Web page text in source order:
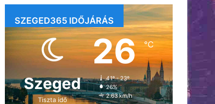
SZEGED365 IDŐJÁRÁS
Szeged
Tiszta idő
26℃
41º - 23º
26%
2.63 km/h